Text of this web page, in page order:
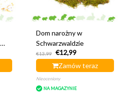
Dom narożny w
Schwarzwaldzie
€13,99
€12,99
Zamów teraz
Nieoceniony
NA MAGAZYNIE